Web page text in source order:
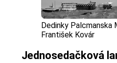
Dedinky Palcmanska
František Kovár
Jednosedačková